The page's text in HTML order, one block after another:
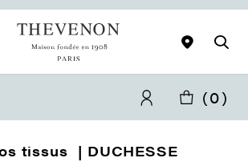
(0)
tissus DUCHESSE